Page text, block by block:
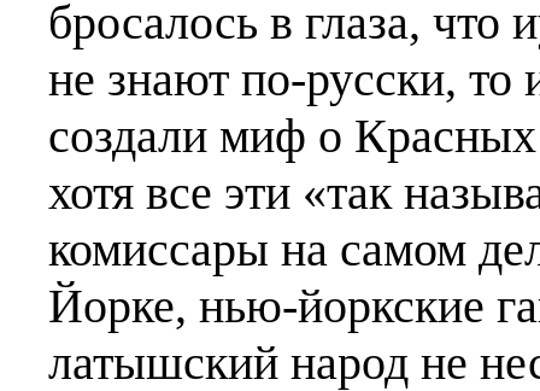
бросалось в глаза, что
не знают по-русски,
создали миф о
хотя все эти «так
комиссары на самом
Йорке, нью-йоркские
латышский народ не